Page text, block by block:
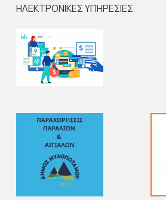
ΗΛΕΚΤΡΟΝΙΚΕΣ ΥΠΗΡΕΣΙΕΣ